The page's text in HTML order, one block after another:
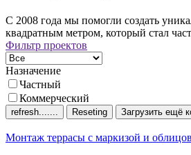
С 2008 года мы помогли создать
квадратным метром, который стал
Фильтр проектов
Назначение
Частный
Коммерческий
Монтаж террасы c маркизой и